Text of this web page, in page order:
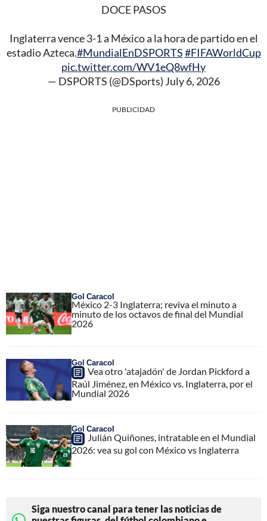
DOCE PASOS
Inglaterra vence 3-1 a México a la hora de partido en el
estadio Azteca.#MundialEnDSPORTS#FIFAWorldCup
pic.twitter.com/WV1eQ8wfHy
— DSPORTS (@DSports) July 6, 2026
PUBLICIDAD
Gol Caracol
México 2-3 Inglaterra; reviva el minuto a
minuto de los octavos de final del Mundial
2026
Gol Caracol
Vea otro 'atajadón' de Jordan Pickford a
Raúl Jiménez, en México vs. Inglaterra, por el
Mundial 2026
Gol Caracol
Julián Quiñones, intratable en el Mundial
2026: vea su gol con México vs Inglaterra
Siga nuestro canal para tener las noticias de